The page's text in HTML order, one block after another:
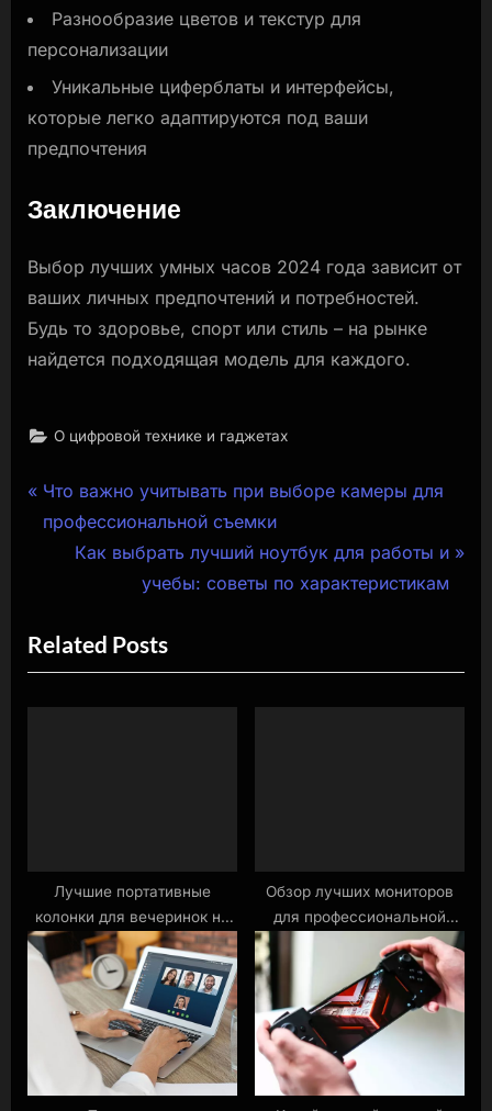
Разнообразие цветов и текстур для
персонализации
Уникальные циферблаты и интерфейсы,
которые легко адаптируются под ваши
предпочтения
Заключение
Выбор лучших умных часов 2024 года зависит от
ваших личных предпочтений и потребностей.
Будь то здоровье, спорт или стиль – на рынке
найдется подходящая модель для каждого.
О цифровой технике и гаджетах
Навигация
по
записям
P
r
o
u
s
Что важно учитывать при выборе камеры для
профессиональной съемки
N
t
P
o
Как выбрать лучший ноутбук для работы и
учебы: советы по характеристикам
Related Posts
Лучшие портативные
колонки для вечеринок на
свежем воздухе
Обзор лучших мониторов
для профессиональной
работы с графикой